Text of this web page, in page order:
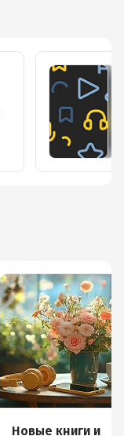
Новые книги и